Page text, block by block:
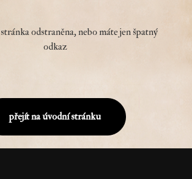
odstraněna, nebo máte jen špatný
odkaz
přejít na úvodní stránku